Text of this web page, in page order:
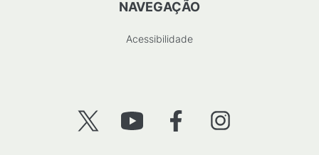
NAVEGAÇÃO
Acessibilidade